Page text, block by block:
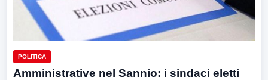
POLITICA
Amministrative nel Sannio: i sindaci eletti